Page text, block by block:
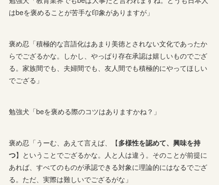
はbeを褒めることが苦手な印象がありますが」
褒め忍「積極的な言語化はあまり美徳とされない文化であったか
らでござるかな。しかし、やっぱり存在承認は嬉しいものでござ
る。家族間でも、夫婦間でも、友人間でも積極的にやってほしい
でござる」
勉強犬「beを褒める際のコツはありますかね？」
褒め忍「うーむ、あえて言えば、【多様性を認めて、興味を持
つ】ということでござるかな。人と人は違う。そのことが前提に
あれば、すべてのものが承認できる対象に理論的にはなるでござ
る。ただ、実際は難しいでござるがな」